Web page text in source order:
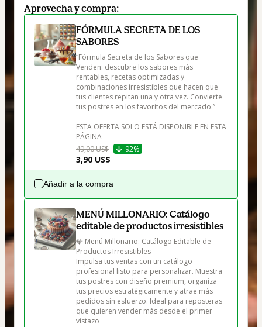
Aprovecha y compra:
FÓRMULA SECRETA DE LOS
SABORES
“Fórmula Secreta de los Sabores que
Venden: descubre los sabores más
rentables, recetas optimizadas y
combinaciones irresistibles que hacen que
tus clientes repitan una y otra vez. Convierte
tus postres en los favoritos del mercado.”
ESTA OFERTA SOLO ESTÁ DISPONIBLE EN ESTA
PÁGINA
49,00 US$
92%
3,90 US$
Añadir a la compra
MENÚ MILLONARIO: Catálogo
editable de productos irresistibles
💎 Menú Millonario: Catálogo Editable de
Productos Irresistibles
Impulsa tus ventas con un catálogo
profesional listo para personalizar. Muestra
tus postres con diseño premium, organiza
tus precios estratégicamente y atrae más
pedidos sin esfuerzo. Ideal para reposteras
que quieren vender más desde el primer
vistazo